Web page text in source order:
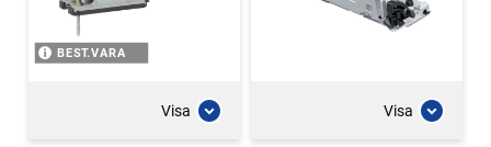
BEST.VARA
Visa Visa